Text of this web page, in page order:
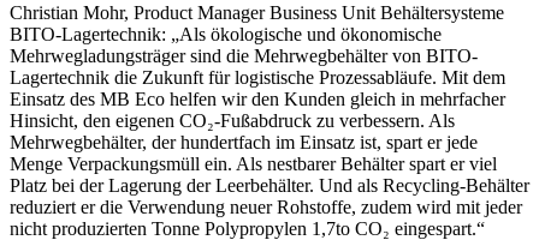
Christian Mohr, Product Manager Business Unit Behältersysteme
BITO-Lagertechnik: „Als ökologische und ökonomische
Mehrwegladungsträger sind die Mehrwegbehälter von BITO-
Lagertechnik die Zukunft für logistische Prozessabläufe. Mit dem
Einsatz des MB Eco helfen wir den Kunden gleich in mehrfacher
Hinsicht, den eigenen CO₂-Fußabdruck zu verbessern. Als
Mehrwegbehälter, der hundertfach im Einsatz ist, spart er jede
Menge Verpackungsmüll ein. Als nestbarer Behälter spart er viel
Platz bei der Lagerung der Leerbehälter. Und als Recycling-Behälter
reduziert er die Verwendung neuer Rohstoffe, zudem wird mit jeder
nicht produzierten Tonne Polypropylen 1,7to CO₂ eingespart.“